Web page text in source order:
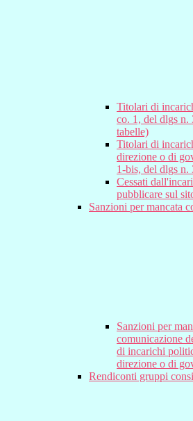
Titolari di
co. 1, del dlgs n.
tabelle)
Titolari di
direzione o di
1-bis, del dlgs n.
Cessati
pubblicare sul
Sanzioni per mancata
Sanzioni per
comunicazione
di incarichi
direzione o di
Rendiconti gruppi